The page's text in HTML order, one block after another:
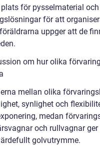
för pysselmaterial
för att
uppger att de
om hur olika
mellan olika
synlighet och
medan
och rullvagnar
golvutrymme.